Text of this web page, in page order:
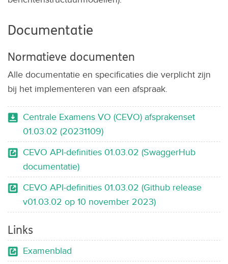
Documentatie
Normatieve documenten
Alle documentatie en specificaties die verplicht zijn
bij het implementeren van een afspraak.
Centrale Examens VO (CEVO) afsprakenset
01.03.02 (20231109)
CEVO API-definities 01.03.02 (SwaggerHub
documentatie)
CEVO API-definities 01.03.02 (Github release
v01.03.02 op 10 november 2023)
Links
Examenblad